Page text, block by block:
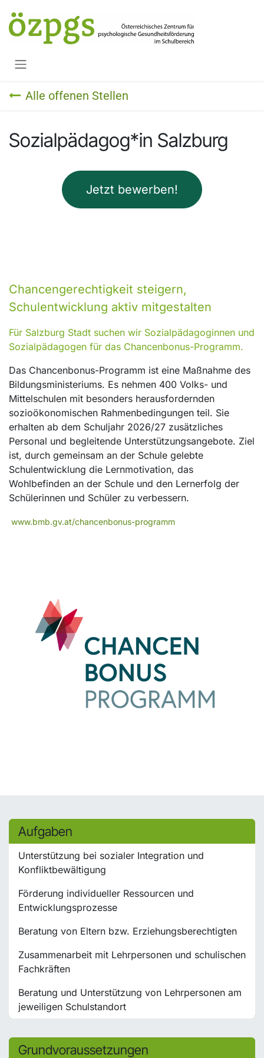
Alle offenen Stellen
Sozialpädagog*in Salzburg
Jetzt bewerben!
Chancengerechtigkeit steigern,
Schulentwicklung aktiv mitgestalten
Für Salzburg Stadt suchen wir Sozialpädagoginnen und
Sozialpädagogen für das Chancenbonus-Programm.
Das Chancenbonus-Programm ist eine Maßnahme des
Bildungsministeriums. Es nehmen 400 Volks- und
Mittelschulen mit besonders herausfordernden
sozioökonomischen Rahmenbedingungen teil. Sie
erhalten ab dem Schuljahr 2026/27 zusätzliches
Personal und begleitende Unterstützungsangebote. Ziel
ist, durch gemeinsam an der Schule gelebte
Schulentwicklung die Lernmotivation, das
Wohlbefinden an der Schule und den Lernerfolg der
Schülerinnen und Schüler zu verbessern.
www.bmb.gv.at/chancenbonus-programm
Aufgaben
Unterstützung bei sozialer Integration und
Konfliktbewältigung
Förderung individueller Ressourcen und
Entwicklungsprozesse
Beratung von Eltern bzw. Erziehungsberechtigten
Zusammenarbeit mit Lehrpersonen und schulischen
Fachkräften
Beratung und Unterstützung von Lehrpersonen am
jeweiligen Schulstandort
Grundvoraussetzungen